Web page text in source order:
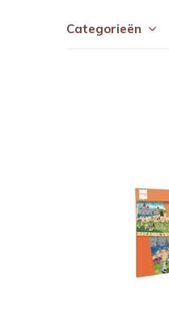
Categorieën